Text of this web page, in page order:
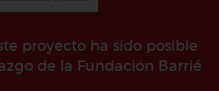
proyecto ha sido posible
de la Fundación Barrié